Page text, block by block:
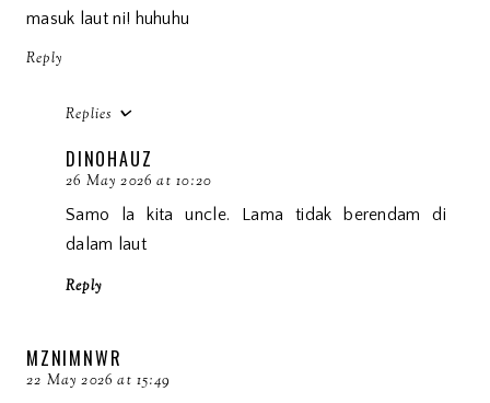
masuk laut ni! huhuhu
Reply
Replies
DINOHAUZ
26 May 2026 at 10:20
Samo la kita uncle. Lama tidak berendam di
dalam laut
Reply
MZNIMNWR
22 May 2026 at 15:49